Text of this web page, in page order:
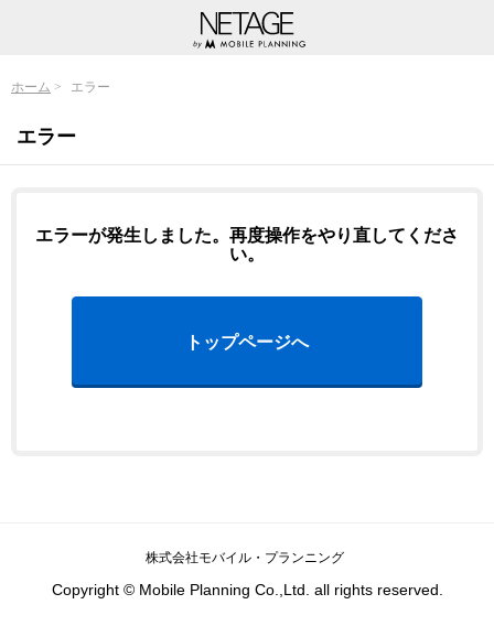
ホーム エラー
エラー
エラーが発生しました。再度操作をやり直してくださ
い。
株式会社モバイル・プランニング
Copyright © Mobile Planning Co.,Ltd. all rights reserved.